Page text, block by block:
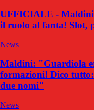
UFFICIALE - Maldini
il ruolo al fanta! Slot,
News
Maldini: "Guardiola
formazioni! Dico
due nomi"
News